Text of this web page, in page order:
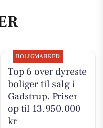
BOLIGMARKED
Top 6 over dyreste
boliger til salg i
Gadstrup. Priser
op til 13.950.000
kr